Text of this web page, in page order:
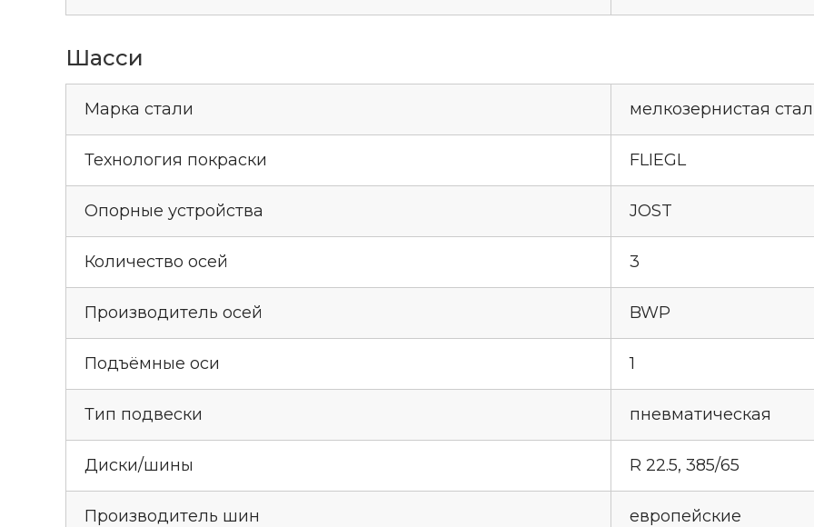
Шасси
Марка стали мелкозернистая
Технология покраски FLIEGL
Опорные устройства JOST
Количество осей 3
Производитель осей BWP
Подъёмные оси 1
Тип подвески пневматическая
Диски/шины R 22.5, 385/65
Производитель шин европейские